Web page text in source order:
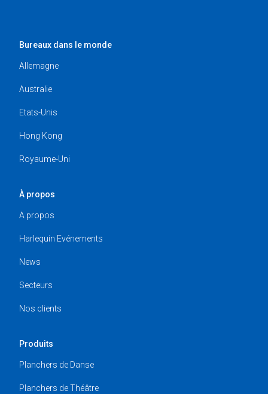
Bureaux dans le monde
Allemagne
Australie
Etats-Unis
Hong Kong
Royaume-Uni
À propos
A propos
Harlequin Evénements
News
Secteurs
Nos clients
Produits
Planchers de Danse
Planchers de Théâtre